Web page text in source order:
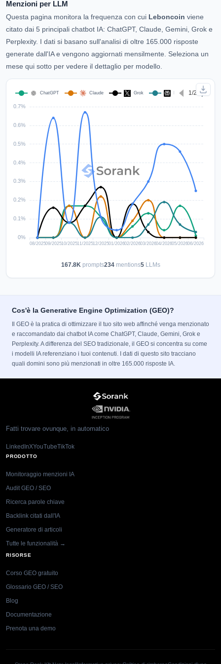
Menzioni per LLM
Questa pagina monitora la frequenza con cui Leboncoin viene
citato dai 5 principali chatbot IA: ChatGPT, Claude, Gemini, Grok e
Perplexity. I dati si basano sull'analisi di oltre 165.000 risposte
generate dall'IA e vengono aggiornati mensilmente. Seleziona un
mese qui sotto per vedere il dettaglio per modello.
167.8Kprompts234mentions5LLMs
Cos'è la Generative Engine Optimization (GEO)?
Il GEO è la pratica di ottimizzare il tuo sito web affinché venga menzionato
e raccomandato dai chatbot IA come ChatGPT, Claude, Gemini, Grok e
Perplexity. A differenza del SEO tradizionale, il GEO si concentra su come
i modelli IA referenziano i tuoi contenuti. I dati di questo sito tracciano
quali domini sono più menzionati in oltre 165.000 risposte IA.
Fatti trovare ovunque, in automatico
LinkedInXYouTubeTikTok
PRODOTTO
Monitoraggio menzioni IA
Audit GEO / SEO
Ricerca parole chiave
Backlink citati dall'IA
Generatore di articoli
Tutte le funzionalità →
RISORSE
Corso GEO gratuito
Glossario GEO / SEO
Blog
Documentazione
Prenota una demo